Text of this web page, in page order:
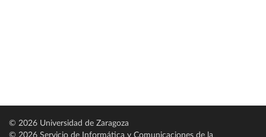
© 2026 Universidad de Zaragoza
© 2026 Servicio de Informática y Comunicaciones de la